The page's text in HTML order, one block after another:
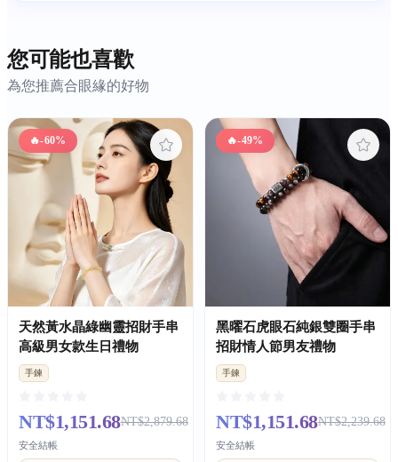
您可能也喜歡
為您推薦合眼緣的好物
🔥-60%
天然黃水晶綠幽靈招財手串
高級男女款生日禮物
手鍊
NT$1,151.68NT$2,879.68
安全結帳
🔥-49%
黑曜石虎眼石純銀雙圈手串
招財情人節男友禮物
手鍊
NT$1,151.68NT$2,239.68
安全結帳